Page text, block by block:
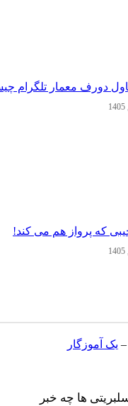
دورف معمار تلگرام
که پرواز هم می‌ کند!
یک آموزگار
ها چه خبر